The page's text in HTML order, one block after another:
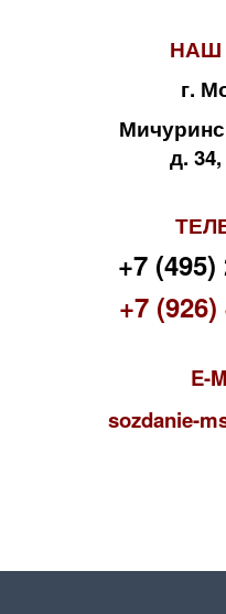
НАШ
г.
д.
+7 (495)
+7
E-
sozdanie-